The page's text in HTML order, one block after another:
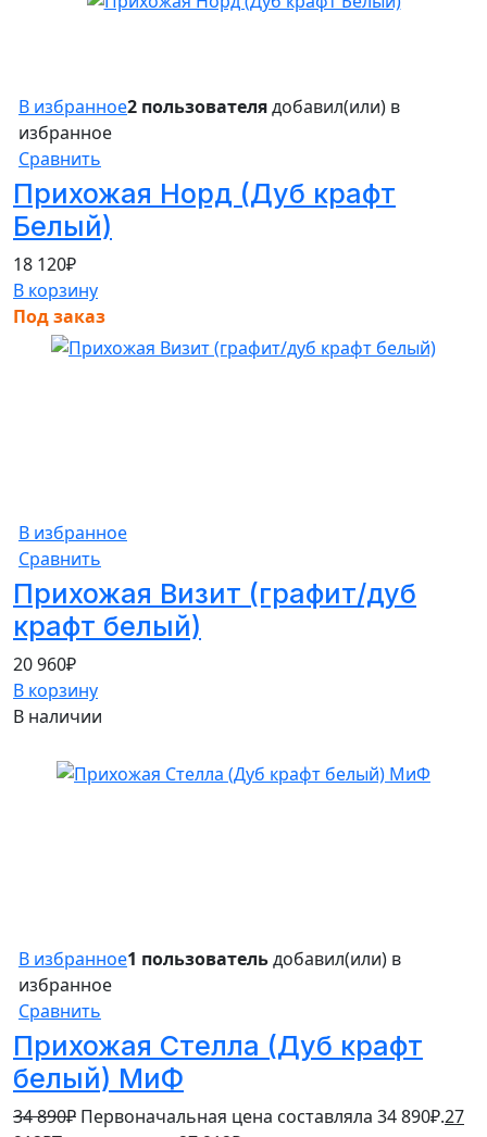
В избранное2 пользователядобавил(или) в
избранное
Сравнить
Прихожая Норд (Дуб крафт
Белый)
18 120₽
В корзину
Под заказ
В избранное
Сравнить
Прихожая Визит (графит/дуб
крафт белый)
20 960₽
В корзину
В наличии
В избранное1 пользовательдобавил(или) в
избранное
Сравнить
Прихожая Стелла (Дуб крафт
белый) МиФ
34 890₽ Первоначальная цена составляла 34 890₽.27